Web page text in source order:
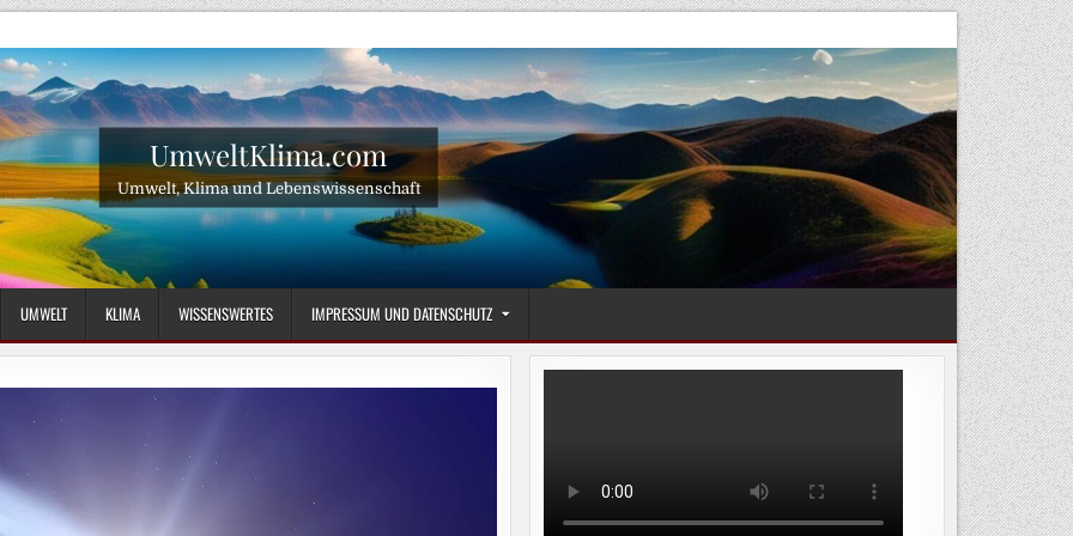
UmweltKlima.com
Umwelt, Klima und Lebenswissenschaft
UMWELT KLIMA WISSENSWERTES IMPRESSUM UND DATENSCHUTZ